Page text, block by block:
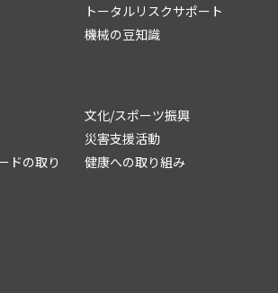
トータルリスクサポート
機械の豆知識
文化/スポーツ振興
災害支援活動
ドの取り
健康への取り組み